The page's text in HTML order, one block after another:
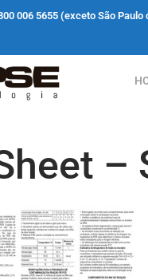
006 5655 (exceto São
–